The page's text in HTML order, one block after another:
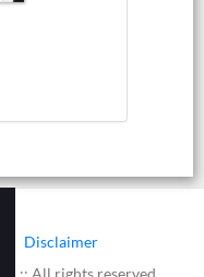
Disclaimer